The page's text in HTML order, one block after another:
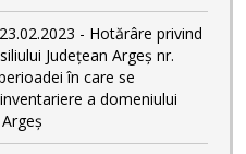
- Hotărâre privind
Județean Argeș nr.
în care se
a domeniului